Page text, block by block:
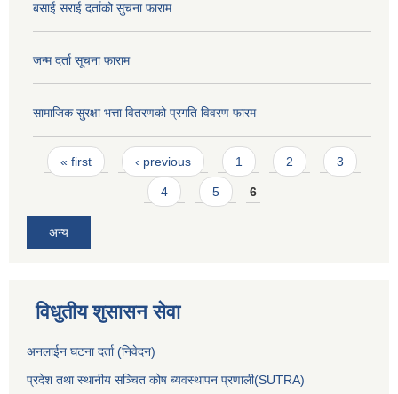
बसाई सराई दर्ताको सुचना फाराम
जन्म दर्ता सूचना फाराम
सामाजिक सुरक्षा भत्ता वितरणको प्रगति विवरण फारम
Pages
« first ‹ previous 1 2 3
4 5 6
अन्य
विधुतीय शुसासन सेवा
अनलाईन घटना दर्ता (निवेदन)
प्रदेश तथा स्थानीय सञ्चित कोष ब्यवस्थापन प्रणाली(SUTRA)